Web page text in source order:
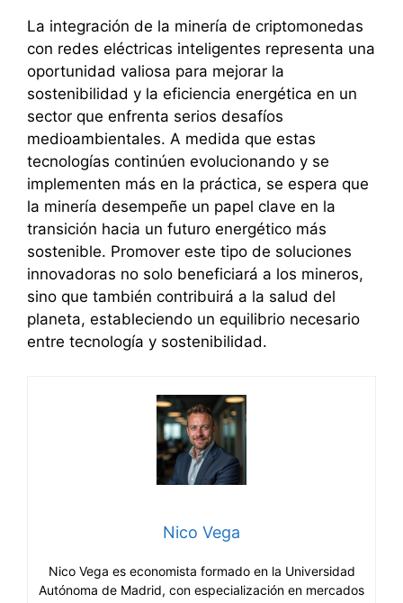
La integración de la minería de criptomonedas
con redes eléctricas inteligentes representa una
oportunidad valiosa para mejorar la
sostenibilidad y la eficiencia energética en un
sector que enfrenta serios desafíos
medioambientales. A medida que estas
tecnologías continúen evolucionando y se
implementen más en la práctica, se espera que
la minería desempeñe un papel clave en la
transición hacia un futuro energético más
sostenible. Promover este tipo de soluciones
innovadoras no solo beneficiará a los mineros,
sino que también contribuirá a la salud del
planeta, estableciendo un equilibrio necesario
entre tecnología y sostenibilidad.
Nico Vega
Nico Vega es economista formado en la Universidad
Autónoma de Madrid, con especialización en mercados